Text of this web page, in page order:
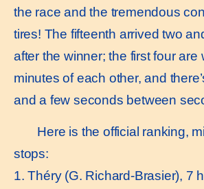
the race and the tremendous
tires! The fifteenth arrived two
after the winner; the first four are
minutes of each other, and
and a few seconds between
Here is the official ranking,
stops:
1. Théry (G. Richard-Brasier), 7